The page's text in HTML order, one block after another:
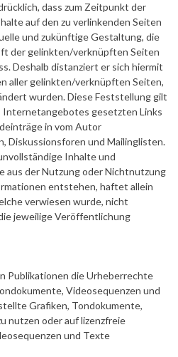
dass zum Zeitpunkt der
auf den zu verlinkenden Seiten
und zukünftige Gestaltung, die
der gelinkten/verknüpften Seiten
Deshalb distanziert er sich hiermit
aller gelinkten/verknüpften Seiten,
wurden. Diese Feststellung gilt
Internetangebotes gesetzten Links
in vom Autor
Diskussionsforen und Mailinglisten.
Inhalte und
aus der Nutzung oder Nichtnutzung
entstehen, haftet allein
verwiesen wurde, nicht
jeweilige Veröffentlichung
Publikationen die Urheberrechte
Videosequenzen und
Grafiken, Tondokumente,
nutzen oder auf lizenzfreie
und Texte